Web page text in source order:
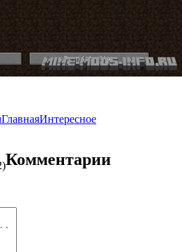
ГлавнаяИнтересное
Комментарии